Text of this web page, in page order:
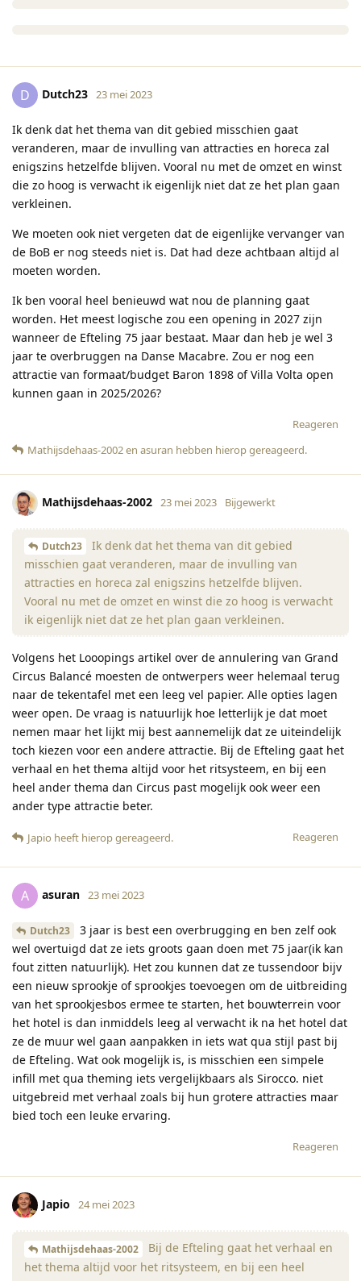
D Dutch23 23 mei 2023
Ik denk dat het thema van dit gebied misschien gaat
veranderen, maar de invulling van attracties en horeca zal
enigszins hetzelfde blijven. Vooral nu met de omzet en winst
die zo hoog is verwacht ik eigenlijk niet dat ze het plan gaan
verkleinen.
We moeten ook niet vergeten dat de eigenlijke vervanger van
de BoB er nog steeds niet is. Dat had deze achtbaan altijd al
moeten worden.
Ik ben vooral heel benieuwd wat nou de planning gaat
worden. Het meest logische zou een opening in 2027 zijn
wanneer de Efteling 75 jaar bestaat. Maar dan heb je wel 3
jaar te overbruggen na Danse Macabre. Zou er nog een
attractie van formaat/budget Baron 1898 of Villa Volta open
kunnen gaan in 2025/2026?
Reageren
Mathijsdehaas-2002en asuran hebben hierop gereageerd.
Mathijsdehaas-2002 23 mei 2023 Bijgewerkt
Dutch23
Ik denk dat het thema van dit gebied
misschien gaat veranderen, maar de invulling van
attracties en horeca zal enigszins hetzelfde blijven.
Vooral nu met de omzet en winst die zo hoog is verwacht
ik eigenlijk niet dat ze het plan gaan verkleinen.
Volgens het Looopings artikel over de annulering van Grand
Circus Balancé moesten de ontwerpers weer helemaal terug
naar de tekentafel met een leeg vel papier. Alle opties lagen
weer open. De vraag is natuurlijk hoe letterlijk je dat moet
nemen maar het lijkt mij best aannemelijk dat ze uiteindelijk
toch kiezen voor een andere attractie. Bij de Efteling gaat het
verhaal en het thema altijd voor het ritsysteem, en bij een
heel ander thema dan Circus past mogelijk ook weer een
ander type attractie beter.
Reageren
Japio heeft hierop gereageerd.
A asuran 23 mei 2023
Dutch23
3 jaar is best een overbrugging en ben zelf ook
wel overtuigd dat ze iets groots gaan doen met 75 jaar(ik kan
fout zitten natuurlijk). Het zou kunnen dat ze tussendoor bijv
een nieuw sprookje of sprookjes toevoegen om de uitbreiding
van het sprookjesbos ermee te starten, het bouwterrein voor
het hotel is dan inmiddels leeg al verwacht ik na het hotel dat
ze de muur wel gaan aanpakken in iets wat qua stijl past bij
de Efteling. Wat ook mogelijk is, is misschien een simpele
infill met qua theming iets vergelijkbaars als Sirocco. niet
uitgebreid met verhaal zoals bij hun grotere attracties maar
bied toch een leuke ervaring.
Reageren
Japio 24 mei 2023
Mathijsdehaas-2002
Bij de Efteling gaat het verhaal en
het thema altijd voor het ritsysteem, en bij een heel